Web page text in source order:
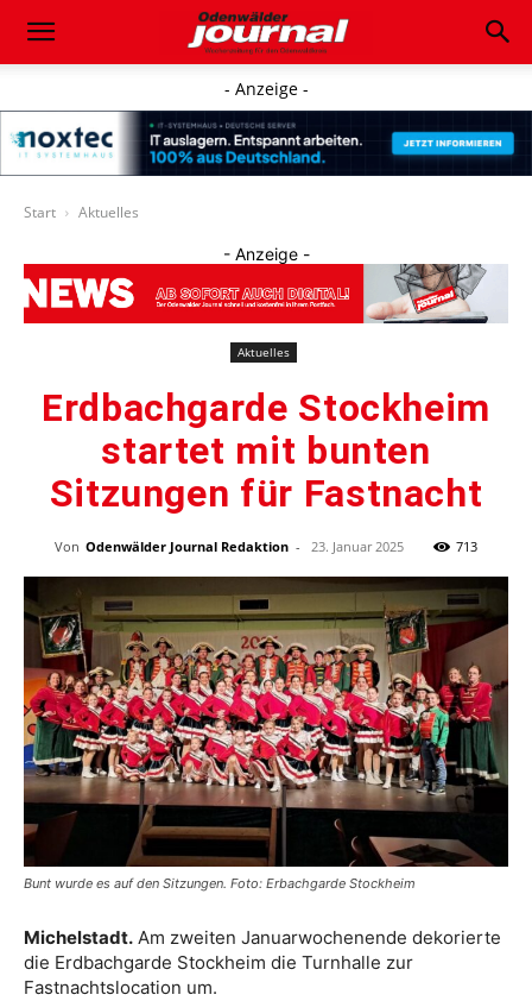
- Anzeige -
Start Aktuelles
- Anzeige -
Aktuelles
Erdbachgarde Stockheim
startet mit bunten
Sitzungen für Fastnacht
Von Odenwälder Journal Redaktion - 23. Januar 2025 713
Bunt wurde es auf den Sitzungen. Foto: Erbachgarde Stockheim
Michelstadt. Am zweiten Januarwochenende dekorierte
die Erdbachgarde Stockheim die Turnhalle zur
Fastnachtslocation um.